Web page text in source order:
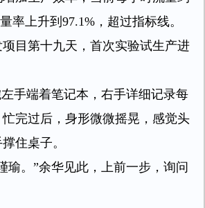
率上升到97.1%，超过指标线。
目第十九天，首次实验试生产进
手端着笔记本，右手详细记录每
完过后，身形微微摇晃，感觉头
住桌子。
瑜。”余华见此，上前一步，询问